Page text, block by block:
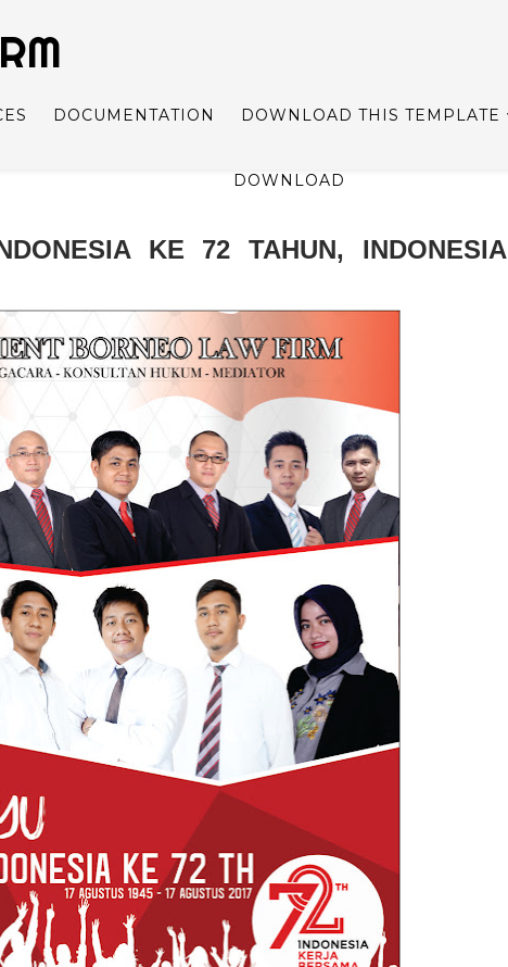
DOCUMENTATION DOWNLOAD THIS TEMPLATE
DOWNLOAD
KE 72 TAHUN, INDONESIA